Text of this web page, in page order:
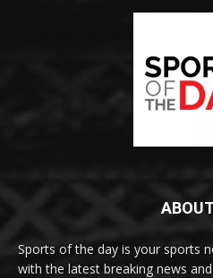
Sports of the day is your sports
with the latest breaking news